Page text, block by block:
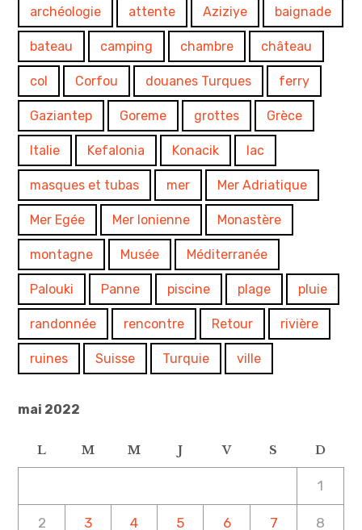
archéologie attente Aziziye baignade
bateau camping chambre château
col Corfou douanes Turques ferry
Gaziantep Goreme grottes Grèce
Italie Kefalonia Konacik lac
masques et tubas mer Mer Adriatique
Mer Egée Mer Ionienne Monastère
montagne Musée Méditerranée
Palouki Panne piscine plage pluie
randonnée rencontre Retour rivière
ruines Suisse Turquie ville
mai 2022
L M M J V S D
1
2 3 4 5 6 7 8